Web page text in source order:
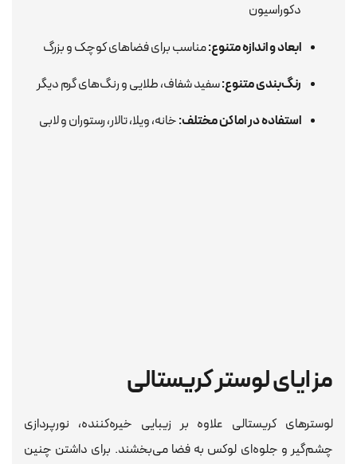
دکوراسیون
ابعاد و اندازه متنوع:مناسب برای فضاهای کوچک و بزرگ
رنگ‌بندی متنوع:سفید شفاف، طلایی و رنگ‌های گرم دیگر
استفاده در اماکن مختلف:خانه، ویلا، تالار، رستوران و لابی
مزایای لوستر کریستالی
لوسترهای کریستالی علاوه بر زیبایی خیره‌کننده، نورپردازی
چشم‌گیر و جلوه‌ای لوکس به فضا می‌بخشند. برای داشتن چنین